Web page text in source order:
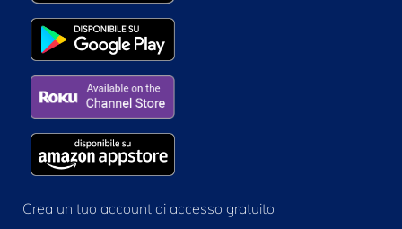
Crea un tuo account di accesso gratuito